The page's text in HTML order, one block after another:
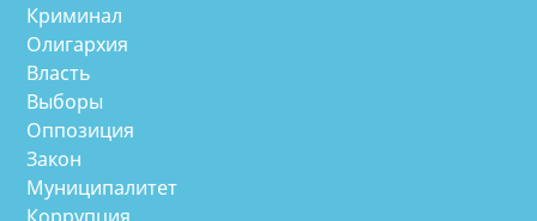
Криминал
Олигархия
Власть
Выборы
Оппозиция
Закон
Муниципалитет